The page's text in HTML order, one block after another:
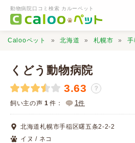
動物病院口コミ検索 カルーペット
動物病院検索
口コミ検索
Calooペット 北海道 札幌市 手
くどう動物病院
3.63 ？
飼い主の声 1 件： 1件
北海道札幌市手稲区曙五条2-2-2
イヌ / ネコ